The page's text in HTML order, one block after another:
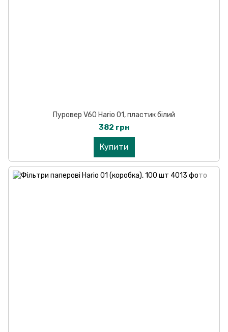
Пуровер V60 Hario 01, пластик білий
382 грн
Купити